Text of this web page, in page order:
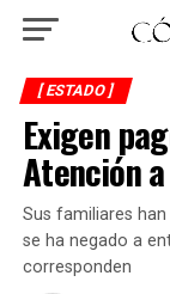
[ ESTADO ]
Exigen
Atención
Sus familiares
se ha negado a
corresponden